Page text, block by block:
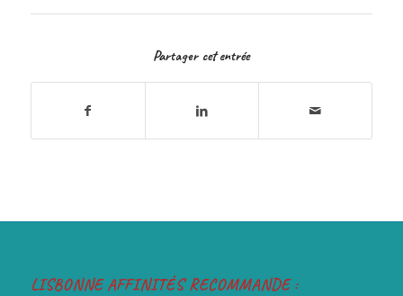
Partager cet entrée
LISBONNE AFFINITÉS RECOMMANDE :